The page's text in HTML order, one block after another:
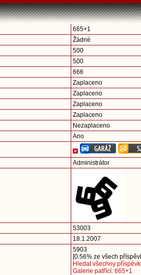
665+1
Žádné
500
500
666
Zaplaceno
Zaplaceno
Zaplaceno
Zaplaceno
Nezaplaceno
Ano
Administrátor
53003
18.1.2007
5903
[0.56% ze všech
Hledat všechny
Galerie patřící: 665+1